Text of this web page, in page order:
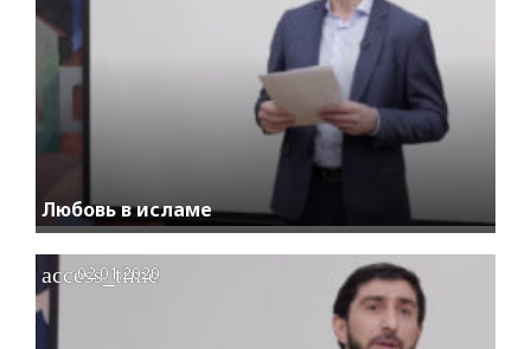
Любовь в исламе
access_time
02.01.2020